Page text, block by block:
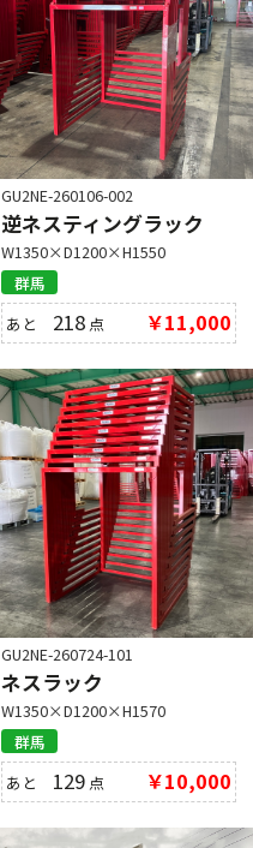
GU2NE-260106-002
逆ネスティングラック
W1350×D1200×H1550
群馬
あと 218 点 ￥11,000
GU2NE-260724-101
ネスラック
W1350×D1200×H1570
群馬
あと 129 点 ￥10,000